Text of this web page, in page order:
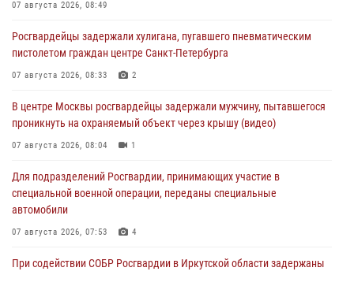
07 августа 2026, 08:49
Росгвардейцы задержали хулигана, пугавшего пневматическим
пистолетом граждан центре Санкт-Петербурга
07 августа 2026, 08:33 2
В центре Москвы росгвардейцы задержали мужчину, пытавшегося
проникнуть на охраняемый объект через крышу (видео)
07 августа 2026, 08:04 1
Для подразделений Росгвардии, принимающих участие в
специальной военной операции, переданы специальные
автомобили
07 августа 2026, 07:53 4
При содействии СОБР Росгвардии в Иркутской области задержаны